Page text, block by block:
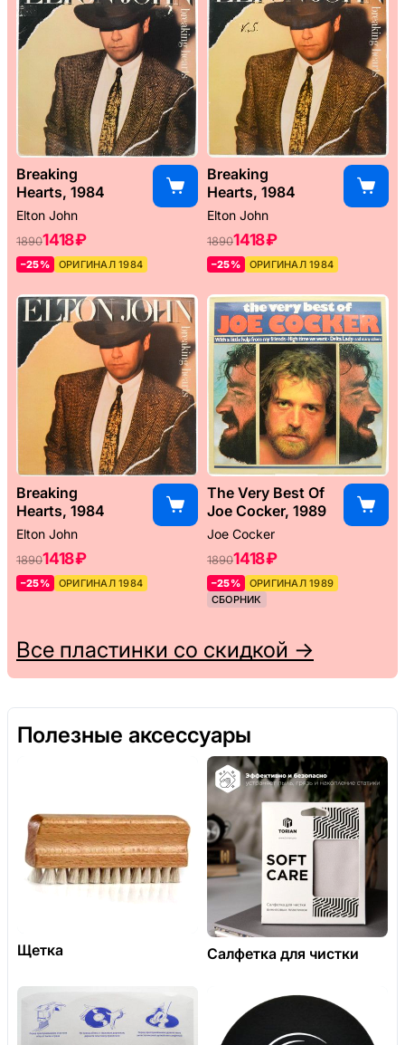
Breaking
Hearts, 1984
Elton John
18901418 ₽
–25% ОРИГИНАЛ 1984
Breaking
Hearts, 1984
Elton John
18901418 ₽
–25% ОРИГИНАЛ 1984
Breaking
Hearts, 1984
Elton John
18901418 ₽
–25% ОРИГИНАЛ 1984
The Very Best Of
Joe Cocker, 1989
Joe Cocker
18901418 ₽
–25%
ОРИГИНАЛ 1989
СБОРНИК
Все пластинки со скидкой →
Полезные аксессуары
Щетка Салфетка для чистки